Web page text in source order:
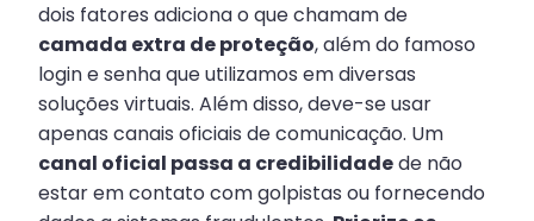
dois fatores adiciona o que chamam de
camada extra de proteção, além do famoso
login e senha que utilizamos em diversas
soluções virtuais. Além disso, deve-se usar
apenas canais oficiais de comunicação. Um
canal oficial passa a credibilidadede não
estar em contato com golpistas ou fornecendo